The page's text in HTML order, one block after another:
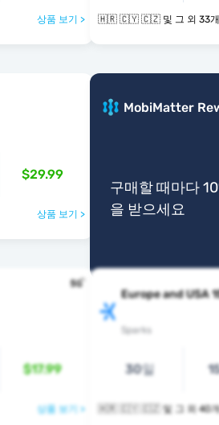
상품 보기 > 🇭🇷 🇨🇾 🇨🇿 및 그 외 33
$29.99
상품 보기 >
MobiMatter
구매할 때마다
을 받으세요
$17.99
상품 보기 >
Europe and USA
Sparks
30일
🇭🇷 🇨🇾 🇨🇿 및 그 외 40